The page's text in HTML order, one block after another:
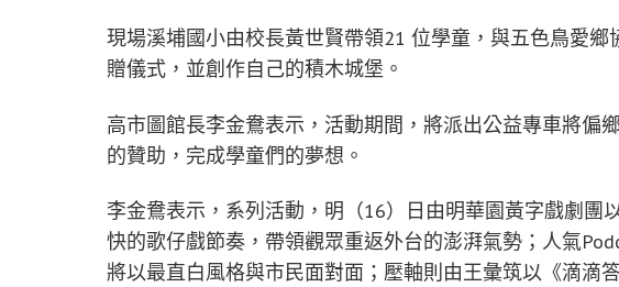
現場溪埔國小由校長黃世賢帶領21 位學童，與五色鳥愛
贈儀式，並創作自己的積木城堡。
高市圖館長李金鴦表示，活動期間，將派出公益專車將偏
的贊助，完成學童們的夢想。
李金鴦表示，系列活動，明（16）日由明華園黃字戲劇團
快的歌仔戲節奏，帶領觀眾重返外台的澎湃氣勢；人氣
將以最直白風格與市民面對面；壓軸則由王彙筑以《滴滴